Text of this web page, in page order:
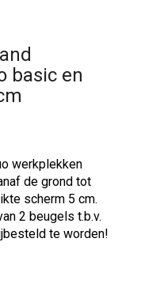
basic en
werkplekken
de grond tot
scherm 5 cm.
2 beugels t.b.v.
te worden!